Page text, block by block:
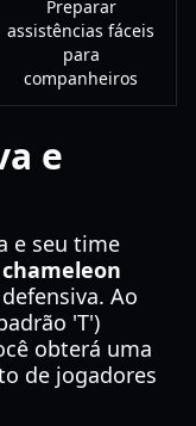
Preparar
assistências fáceis
para
companheiros
e
e seu time
Ao
'T')
obterá uma
de jogadores